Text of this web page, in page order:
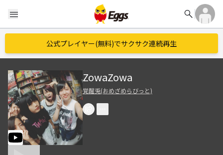
menu search
公式プレイヤー(無料)でサクサク連続再生
ZowaZowa
覚醒兎(おめざめらびっと)